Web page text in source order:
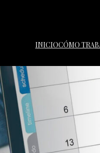
INICIOCÓMO